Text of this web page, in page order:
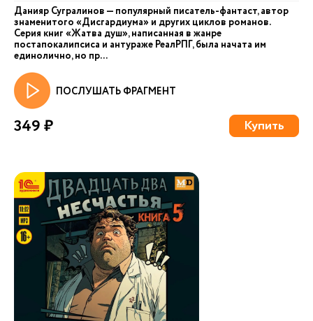
Данияр Сугралинов — популярный писатель-фантаст, автор
знаменитого «Дисгардиума» и других циклов романов.
Серия книг «Жатва душ», написанная в жанре
постапокалипсиса и антураже РеалРПГ, была начата им
единолично, но пр...
ПОСЛУШАТЬ ФРАГМЕНТ
349 ₽ Купить